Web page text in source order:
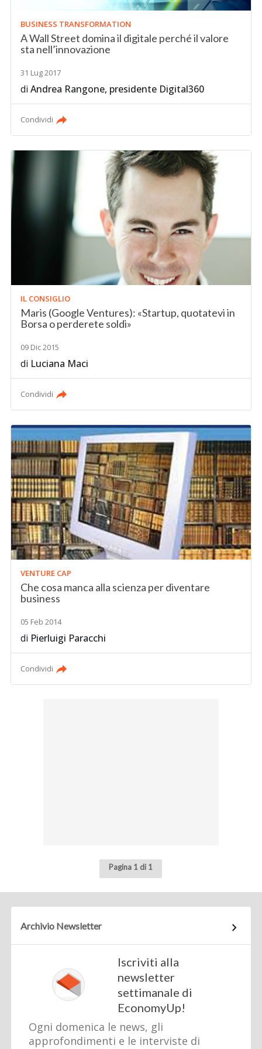
BUSINESS TRANSFORMATION
A Wall Street domina il digitale perché il valore
sta nell’innovazione
31 Lug 2017
diAndrea Rangone, presidente Digital360
Condividi
IL CONSIGLIO
Maris (Google Ventures): «Startup, quotatevi in
Borsa o perderete soldi»
09 Dic 2015
di Luciana Maci
Condividi
VENTURE CAP
Che cosa manca alla scienza per diventare
business
05 Feb 2014
di Pierluigi Paracchi
Condividi
Pagina 1 di 1
Archivio Newsletter
Iscriviti alla
newsletter
settimanale di
EconomyUp!
Ogni domenica le news, gli
approfondimenti e le interviste di